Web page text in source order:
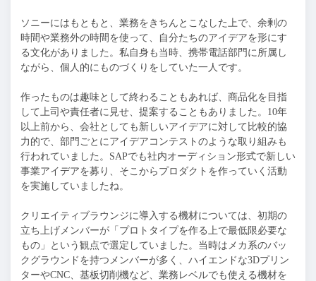
ソニーにはもともと、業務をきちんとこなした上で、余剰の
時間や業務外の時間を使って、自分たちのアイデアを形にす
る文化がありました。私自身も当時、携帯電話部門に所属し
ながら、個人的にものづくりをしていた一人です。
作ったものは趣味として終わることもあれば、商品化を目指
して上司や責任者に見せ、提案することもありました。10年
以上前から、会社としても新しいアイデアに対して比較的協
力的で、部門ごとにアイデアコンテストのような取り組みも
行われていました。SAPでも社内オーディション形式で新しい
事業アイデアを募り、そこからプロダクトを作っていく活動
を実施していましたね。
クリエイティブラウンジに導入する機材については、初期の
立ち上げメンバーが「プロトタイプを作る上で最低限必要な
もの」という観点で選定していました。当時はメカ系のバッ
クグラウンドを持つメンバーが多く、ハイエンドな3Dプリン
ターやCNC、基板切削機など、業務レベルでも使える機材を